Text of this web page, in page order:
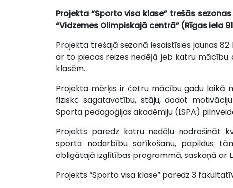
Projekta “Sporto visa klase” trešās
“Vidzemes Olimpiskajā centrā” (Rīgas iela
Projekta trešajā sezonā iesaistīsies jaunas
ar to piecas reizes nedēļā jeb katru mācību
klasēm.
Projekta mērķis ir četru mācību gadu laikā
fizisko sagatavotību, stāju, dodot
Sporta pedagoģijas akadēmiju (LSPA)
Projekts paredz katru nedēļu nodrošināt
sporta nodarbību sarīkošanu, papildus
obligātajā izglītības programmā, saskaņā ar
Projekts “Sporto visa klase” paredz 3